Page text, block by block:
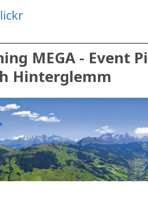
MEGA - Event
Hinterglemm